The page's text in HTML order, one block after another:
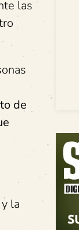
las
de
la